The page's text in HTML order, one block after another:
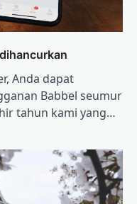
Anda dapat
Babbel seumur
tahun kami yang…